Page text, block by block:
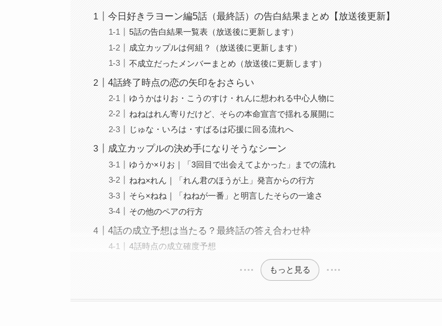
今日好きラヨーン編5話（最終話）の告白結果まとめ【放送後更新】
5話の告白結果一覧表（放送後に更新します）
成立カップルは何組？（放送後に更新します）
不成立だったメンバーまとめ（放送後に更新します）
4話終了時点の恋の矢印をおさらい
ゆうかはりお・こうのすけ・れんに想われる中心人物に
ねねはれん寄りだけど、そらの本命宣言で揺れる展開に
じゅな・いろは・すばるは応援に回る流れへ
成立カップルの決め手になりそうなシーン
ゆうか×りお｜「3回目で出会えてよかった」までの流れ
ねね×れん｜「れん君のほうが上」発言からの行方
そら×ねね｜「ねねが一番」と明言したそらの一途さ
その他のペアの行方
4話の成立予想は当たる？最終話の答え合わせ枠
4話時点の成立確度予想
もっと見る